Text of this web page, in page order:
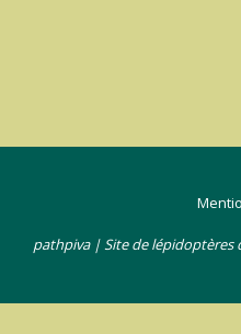
pathpiva | Site de lépidoptères